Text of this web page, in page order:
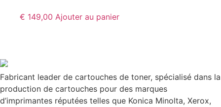
€ 149,00 Ajouter au panier
Fabricant leader de cartouches de toner, spécialisé dans la
production de cartouches pour des marques
d’imprimantes réputées telles que Konica Minolta, Xerox,